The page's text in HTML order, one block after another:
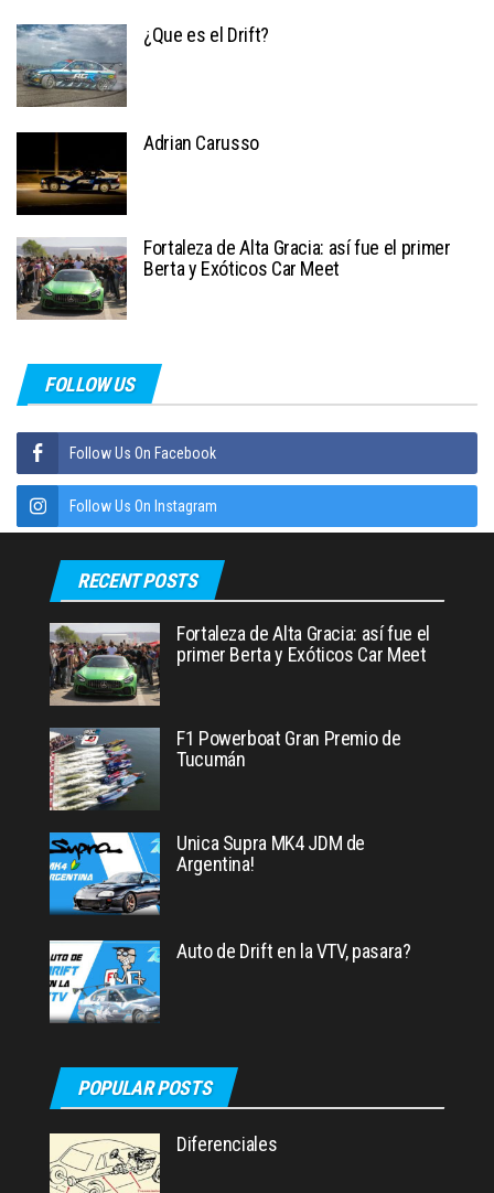
¿Que es el Drift?
Adrian Carusso
Fortaleza de Alta Gracia: así fue el primer
Berta y Exóticos Car Meet
FOLLOW US
Follow Us On Facebook
Follow Us On Instagram
RECENT POSTS
Fortaleza de Alta Gracia: así fue el
primer Berta y Exóticos Car Meet
F1 Powerboat Gran Premio de
Tucumán
Unica Supra MK4 JDM de
Argentina!
Auto de Drift en la VTV, pasara?
POPULAR POSTS
Diferenciales